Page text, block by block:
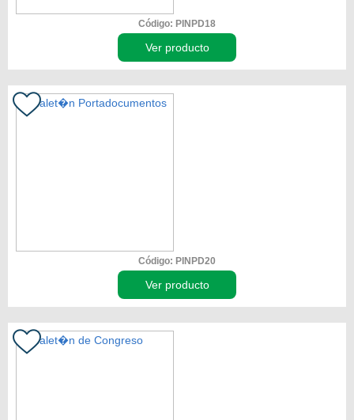
Código: PINPD18
Ver producto
Código: PINPD20
Ver producto